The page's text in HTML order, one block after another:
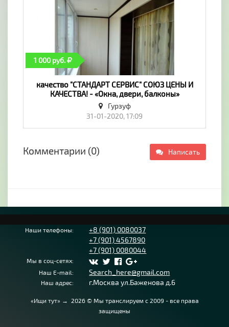
1 000 руб.
качество "СТАНДАРТ СЕРВИС" СОЮЗ ЦЕНЫ И
КАЧЕСТВА! - «Окна, двери, балконы»
Гурзуф
31-01-2020, 17:09
Комментарии (0) Написать
Наши телефоны:
+8 (901) 0080037
+7 (901) 4567890
+7 (901) 0080044
Мы в соц-сетях:
Наш E-mail:
Search_here@gmail.com
Наш адрес: г.Москва ул.Баженова д.6
«Ищи тут» → 2026© Мы транслируем с 2009 - все права
защищены